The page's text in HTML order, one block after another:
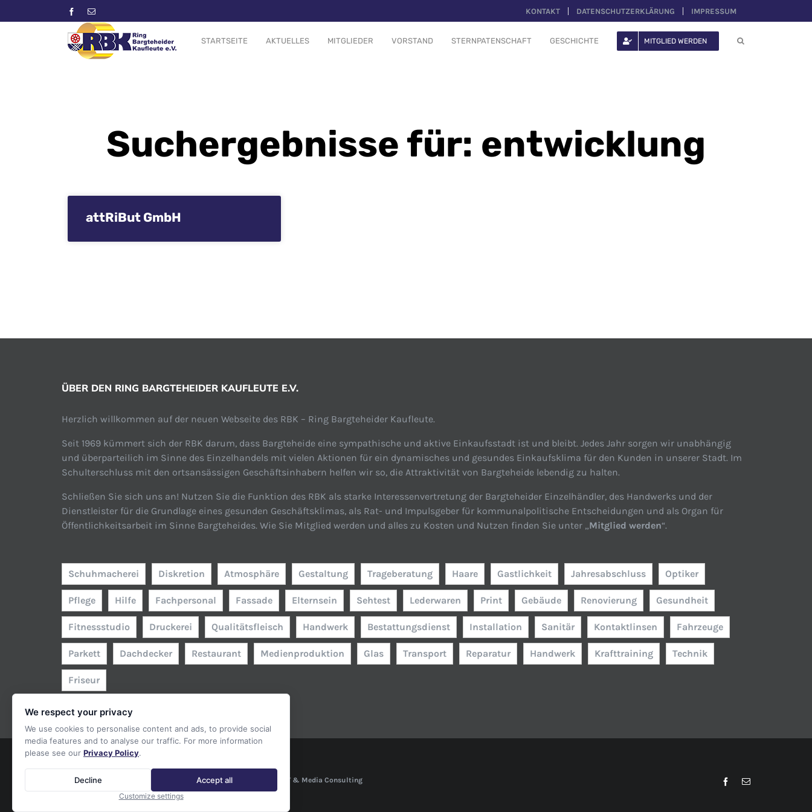
KONTAKT DATENSCHUTZERKLÄRUNG IMPRESSUM
STARTSEITE AKTUELLES MITGLIEDER VORSTAND STERNPATENSCHAFT GESCHICHTE MITGLIED WERDEN
Suchergebnisse für: entwicklung
attRiBut GmbH
ÜBER DEN RING BARGTEHEIDER KAUFLEUTE E.V.
Herzlich willkommen auf der neuen Webseite des RBK – Ring Bargteheider Kaufleute.
Seit 1969 kümmert sich der RBK darum, dass Bargteheide eine sympathische und aktive Einkaufsstadt ist und bleibt. Jedes Jahr sorgen wir unabhängig
und überparteilich im Sinne des Einzelhandels mit vielen Aktionen für ein dynamisches und gesundes Einkaufsklima für den Kunden in unserer Stadt. Im
Schulterschluss mit den ortsansässigen Geschäftsinhabern helfen wir so, die Attraktivität von Bargteheide lebendig zu halten.
Schließen Sie sich uns an! Nutzen Sie die Funktion des RBK als starke Interessenvertretung der Bargteheider Einzelhändler, des Handwerks und der
Dienstleister für die Grundlage eines gesunden Geschäftsklimas, als Rat- und Impulsgeber für kommunalpolitische Entscheidungen und als Organ für
Öffentlichkeitsarbeit im Sinne Bargteheides. Wie Sie Mitglied werden und alles zu Kosten und Nutzen finden Sie unter „Mitglied werden“.
Schuhmacherei Diskretion Atmosphäre Gestaltung Trageberatung Haare Gastlichkeit Jahresabschluss Optiker
Pflege Hilfe Fachpersonal Fassade Elternsein Sehtest Lederwaren Print Gebäude Renovierung Gesundheit
Fitnessstudio Druckerei Qualitätsfleisch Handwerk Bestattungsdienst Installation Sanitär Kontaktlinsen Fahrzeuge
Parkett Dachdecker Restaurant Medienproduktion Glas Transport Reparatur Handwerk Krafttraining Technik
Friseur
2026 Ring Bargteheider Kaufleute e.V. | Webseite von freshWebs - IT & Media Consulting
We respect your privacy
We use cookies to personalise content and ads, to provide social
media features and to analyse our traffic. For more information
please see our Privacy Policy.
Accept all
Decline
Customize settings